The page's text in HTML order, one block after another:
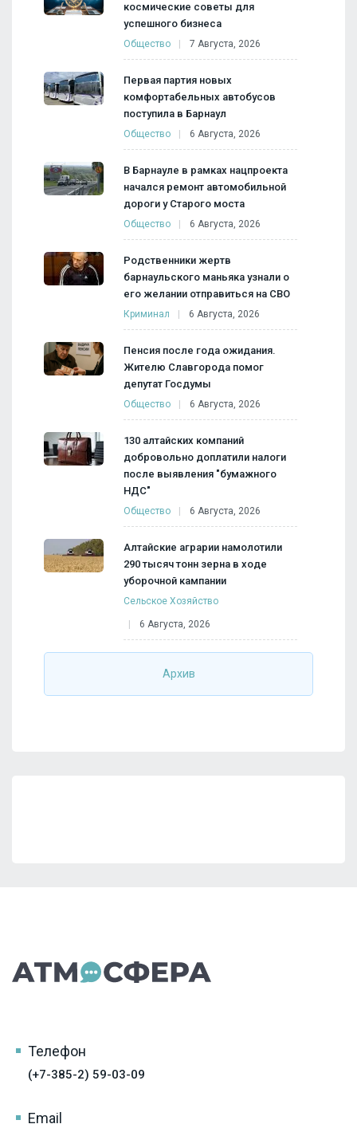
космические советы для
успешного бизнеса
Общество 7 Августа, 2026
Первая партия новых
комфортабельных автобусов
поступила в Барнаул
Общество 6 Августа, 2026
В Барнауле в рамках нацпроекта
начался ремонт автомобильной
дороги у Старого моста
Общество 6 Августа, 2026
Родственники жертв
барнаульского маньяка узнали о
его желании отправиться на СВО
Криминал 6 Августа, 2026
Пенсия после года ожидания.
Жителю Славгорода помог
депутат Госдумы
Общество 6 Августа, 2026
130 алтайских компаний
добровольно доплатили налоги
после выявления "бумажного
НДС"
Общество 6 Августа, 2026
Алтайские аграрии намолотили
290 тысяч тонн зерна в ходе
уборочной кампании
Сельское Хозяйство
6 Августа, 2026
Архив
Телефон
(+7-385-2) 59-03-09
Email